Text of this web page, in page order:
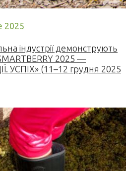
2025
індустрії демонструють
2025 —
УСПІХ» (11–12 грудня 2025